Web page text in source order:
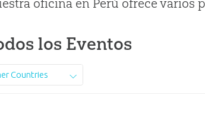
oficina en Perú ofrece varios
los Eventos
Countries